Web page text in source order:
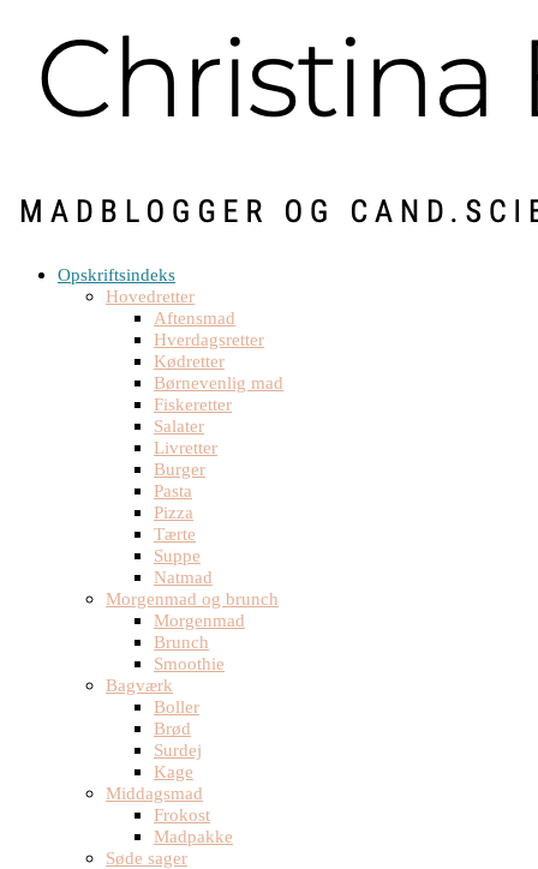
Opskriftsindeks
Hovedretter
Aftensmad
Hverdagsretter
Kødretter
Børnevenlig mad
Fiskeretter
Salater
Livretter
Burger
Pasta
Pizza
Tærte
Suppe
Natmad
Morgenmad og brunch
Morgenmad
Brunch
Smoothie
Bagværk
Boller
Brød
Surdej
Kage
Middagsmad
Frokost
Madpakke
Søde sager